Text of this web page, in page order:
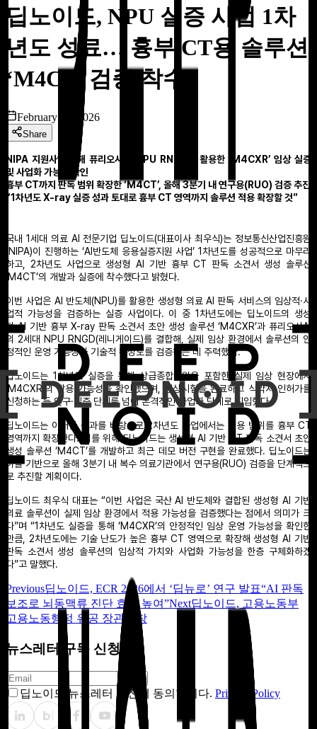
딥노이드, NPU 실증 사업 1차
년도 성료… 흉부 CT용 솔루션
‘M4CT’ 검증 착수
February 12, 2026
Share
NIPA 지원사업 통해 퓨리오사AI NPU RNGD를 활용한 ‘M4CXR’ 임상 실증
및 사업화 가능성 확인
흉부 CT까지 판독 범위 확장한 ‘M4CT’, 올해 3분기 내 연구용(RUO) 검증 추진
“1차년도 X-ray 실증 성과 토대로 흉부 CT 영역까지 솔루션 적용 확장할 것”
국내 1세대 의료 AI 전문기업 딥노이드(대표이사 최우식)는 정보통신산업진흥원
(NIPA)이 진행하는 ‘AI반도체 응용실증지원 사업’ 1차년도를 성공적으로 마무리
하고, 2차년도 사업으로 생성형 AI 기반 흉부 CT 판독 소견서 생성 솔루션
‘M4CT’의 개발과 실증에 착수했다고 밝혔다.
이번 사업은 AI 반도체(NPU)를 활용한 생성형 의료 AI 판독 서비스의 임상적·사
업적 가능성을 검증하는 실증 사업이다. 이 중 1차년도에는 딥노이드의 생성
형 AI 기반 흉부 X-ray 판독 소견서 초안 생성 솔루션 ‘M4CXR’과 퓨리오사AI
의 2세대 NPU RNGD(레니게이드)를 결합해, 실제 임상 환경에서 솔루션의 안
정적인 운영 가능성과 기술적 완성도를 검증하는 데 주력했다.
딥노이드는 1차년도 실증을 통해 상급종합병원을 포함한 실제 임상 현장에서
‘M4CXR’의 활용 가능성을 확인했으며, 임상시험을 완료하고 식약처 인허가를
신청하는 등 연구·실증 단계를 넘어 본격적인 사업화 단계로 진입했다.
딥노이드는 이러한 성과를 바탕으로 2차년도 사업에서는 적용 범위를 흉부 CT
영역까지 확장한다. 이를 위해 딥노이드는 생성형 AI 기반 CT 판독 소견서 초안
생성 솔루션 ‘M4CT’를 개발하고 최근 데모 버전 구현을 완료했다. 딥노이드는
이를 기반으로 올해 3분기 내 복수 의료기관에서 연구용(RUO) 검증을 단계적으
로 추진할 계획이다.
딥노이드 최우식 대표는 “이번 사업은 국산 AI 반도체와 결합된 생성형 AI 기반
의료 솔루션이 실제 임상 환경에서 적용 가능성을 검증했다는 점에서 의미가 크
다”며 “1차년도 실증을 통해 ‘M4CXR’의 안정적인 임상 운영 가능성을 확인한
만큼, 2차년도에는 기술 난도가 높은 흉부 CT 영역으로 확장해 생성형 AI 기반
판독 소견서 생성 솔루션의 임상적 가치와 사업화 가능성을 한층 구체화하겠
다”고 말했다.
Previous딥노이드, ECR 2026에서 ‘딥뉴로’ 연구 발표“AI 판독
보조로 뇌동맥류 진단 효율 높여”Next딥노이드, 고용노동부
고용노동행정 유공 장관표창
뉴스레터 구독 신청
딥노이드 뉴스레터 수신에 동의합니다. Privacy Policy